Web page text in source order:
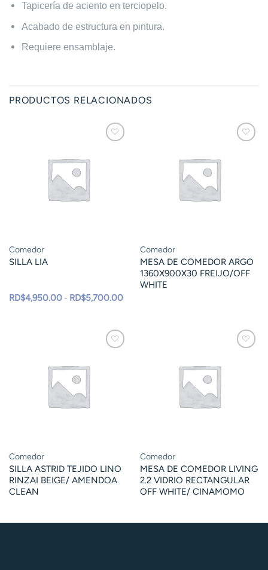
Tapicería de aciento en terciopelo.
Acabado de estructura en pintura.
Requiere ensamblaje.
PRODUCTOS RELACIONADOS
Comedor
SILLA LIA
RD$4,950.00 - RD$5,700.00Rango
de
hasta
RD$5,700.00
Comedor
MESA DE COMEDOR ARGO
1360X900X30 FREIJO/OFF
WHITE
Comedor
SILLA ASTRID TEJIDO LINO
RINZAI BEIGE/ AMENDOA
CLEAN
Comedor
MESA DE COMEDOR LIVING
2.2 VIDRIO RECTANGULAR
OFF WHITE/ CINAMOMO